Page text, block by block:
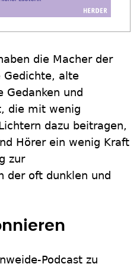
die Macher der
Gedichte, alte
Gedanken und
die mit wenig
dazu beitragen,
Hörer ein wenig Kraft
zur
der oft dunklen und
Podcast zu